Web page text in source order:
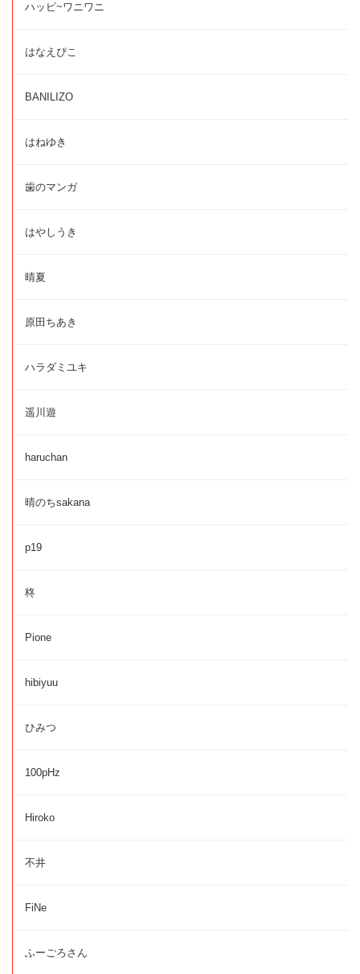
ハッピ~ワニワニ
はなえぴこ
BANILIZO
はねゆき
歯のマンガ
はやしうき
晴夏
原田ちあき
ハラダミユキ
遥川遊
haruchan
晴のちsakana
p19
柊
Pione
hibiyuu
ひみつ
100pHz
Hiroko
不井
FiNe
ふーごろさん